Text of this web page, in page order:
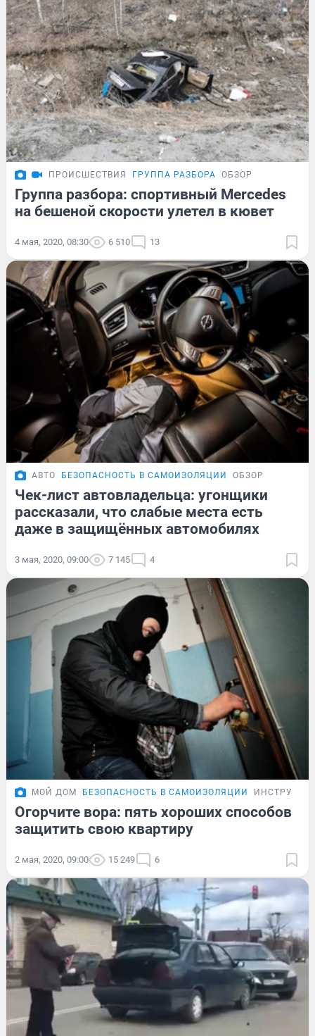
ПРОИСШЕСТВИЯ ГРУППА РАЗБОРА ОБЗОР
Группа разбора: спортивный Mercedes
на бешеной скорости улетел в кювет
4 мая, 2020, 08:30 6 510 13
АВТО БЕЗОПАСНОСТЬ В САМОИЗОЛЯЦИИ ОБЗОР
Чек-лист автовладельца: угонщики
рассказали, что слабые места есть
даже в защищённых автомобилях
3 мая, 2020, 09:00 7 145 4
МОЙ ДОМ БЕЗОПАСНОСТЬ В САМОИЗОЛЯЦИИ
Огорчите вора: пять хороших способов
защитить свою квартиру
2 мая, 2020, 09:00 15 249 6